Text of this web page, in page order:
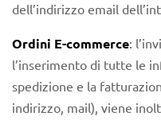
dell’indirizzo email
Ordini E-commerce:
l’inserimento di tutte le
spedizione e la
indirizzo, mail), viene